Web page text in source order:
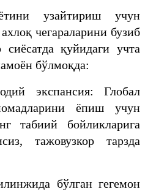
узайтириш учун
чегараларини бузиб
қуйидаги учта
бўлмоқда:
экспансия: Глобал
ёпиш учун
табиий бойликларига
тажовузкор тарзда
бўлган гегемон